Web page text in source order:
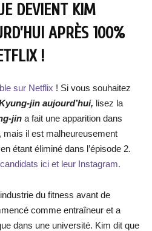
DEVIENT KIM
APRÈS 100%
!
sur Netflix ! Si vous souhaitez
jin aujourd’hui, lisez la
jin a fait une apparition dans
, mais il est malheureusement
étant éliminé dans l’épisode 2.
ici et leur Instagram.
du fitness avant de
comme entraîneur et a
dans une université. Kim dit que